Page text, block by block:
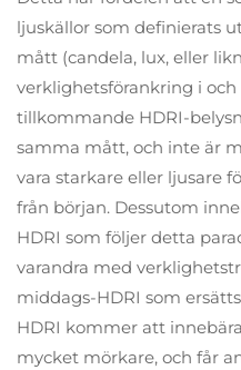
ljuskällor som definierats
mått (candela, lux, eller
verklighetsförankring i
tillkommande HDRI-
samma mått, och inte är
vara starkare eller ljusare
från början. Dessutom
HDRI som följer detta
varandra med
middags-HDRI som
HDRI kommer att
mycket mörkare, och får